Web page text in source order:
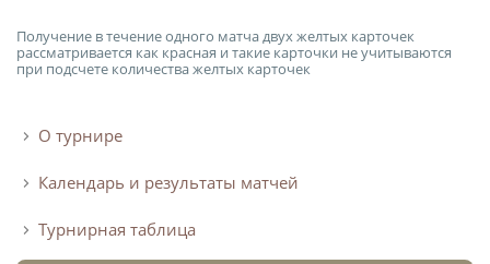
О турнире
Календарь и результаты матчей
Турнирная таблица
Получение в течение одного матча двух желтых карточек
рассматривается как красная и такие карточки не учитываются
при подсчете количества желтых карточек